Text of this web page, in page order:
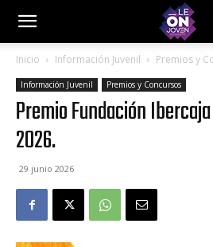
Inicio Información Juvenil Premios y
Información Juvenil Premios y Concursos
Premio Fundación
2026.
29 junio 2026